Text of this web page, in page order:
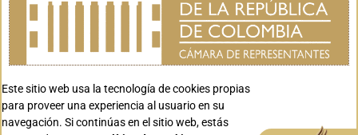
X_@CamaraColombia
Youtube_@CamaraColombia
Youtube_@CanalCongreso
Este sitio web usa la tecnología de cookies propias
para proveer una experiencia al usuario en su
navegación. Si continúas en el sitio web, estás